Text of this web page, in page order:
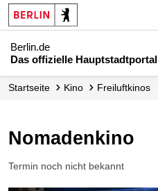
Berlin.de
Das offizielle Hauptstadtportal
Startseite Kino Freiluftkinos
Nomadenkino
Termin noch nicht bekannt